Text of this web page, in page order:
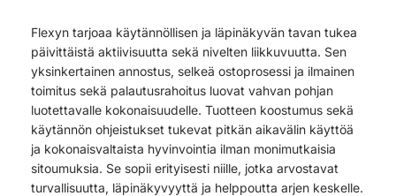
Flexyn tarjoaa käytännöllisen ja läpinäkyvän tavan tukea
päivittäistä aktiivisuutta sekä nivelten liikkuvuutta. Sen
yksinkertainen annostus, selkeä ostoprosessi ja ilmainen
toimitus sekä palautusrahoitus luovat vahvan pohjan
luotettavalle kokonaisuudelle. Tuotteen koostumus sekä
käytännön ohjeistukset tukevat pitkän aikavälin käyttöä
ja kokonaisvaltaista hyvinvointia ilman monimutkaisia
sitoumuksia. Se sopii erityisesti niille, jotka arvostavat
turvallisuutta, läpinäkyvyyttä ja helppoutta arjen keskelle.